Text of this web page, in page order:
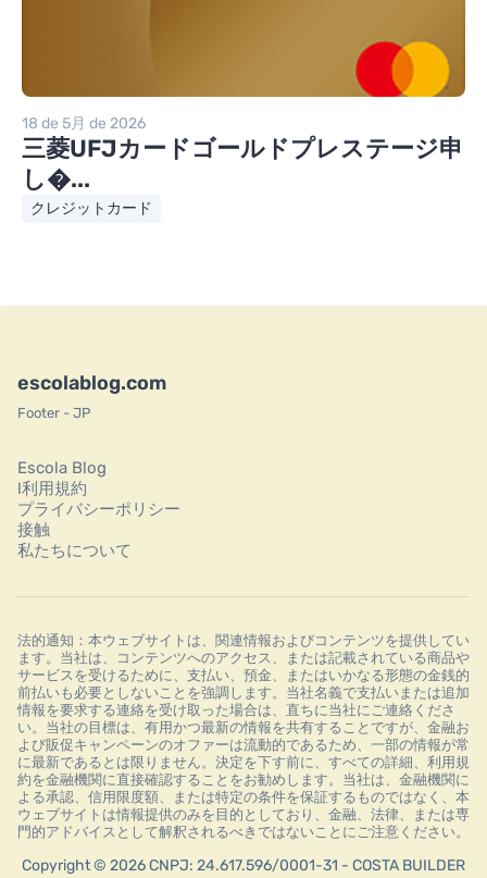
18 de 5月 de 2026
三菱UFJカードゴールドプレステージ申
し�...
クレジットカード
escolablog.com
Footer - JP
Escola Blog
l利用規約
プライバシーポリシー
接触
私たちについて
法的通知：本ウェブサイトは、関連情報およびコンテンツを提供してい
ます。当社は、コンテンツへのアクセス、または記載されている商品や
サービスを受けるために、支払い、預金、またはいかなる形態の金銭的
前払いも必要としないことを強調します。当社名義で支払いまたは追加
情報を要求する連絡を受け取った場合は、直ちに当社にご連絡くださ
い。当社の目標は、有用かつ最新の情報を共有することですが、金融お
よび販促キャンペーンのオファーは流動的であるため、一部の情報が常
に最新であるとは限りません。決定を下す前に、すべての詳細、利用規
約を金融機関に直接確認することをお勧めします。当社は、金融機関に
よる承認、信用限度額、または特定の条件を保証するものではなく、本
ウェブサイトは情報提供のみを目的としており、金融、法律、または専
門的アドバイスとして解釈されるべきではないことにご注意ください。
Copyright © 2026 CNPJ: 24.617.596/0001-31 - COSTA BUILDER